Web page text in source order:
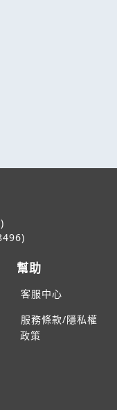
幫助
客服中心
服務條款/隱私權
政策